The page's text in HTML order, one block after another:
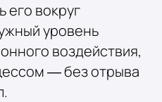
его вокруг
уровень
воздействия,
— без отрыва